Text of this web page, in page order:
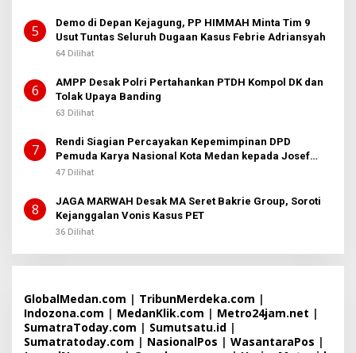
5
Demo di Depan Kejagung, PP HIMMAH Minta Tim 9
Usut Tuntas Seluruh Dugaan Kasus Febrie Adriansyah
64 Dilihat
6
AMPP Desak Polri Pertahankan PTDH Kompol DK dan
Tolak Upaya Banding
63 Dilihat
7
Rendi Siagian Percayakan Kepemimpinan DPD
Pemuda Karya Nasional Kota Medan kepada Josef
Sembiring
47 Dilihat
8
JAGA MARWAH Desak MA Seret Bakrie Group, Soroti
Kejanggalan Vonis Kasus PET
36 Dilihat
GlobalMedan.com | TribunMerdeka.com |
Indozona.com | MedanKlik.com | Metro24jam.net |
SumatraToday.com | Sumutsatu.id |
Sumatratoday.com | NasionalPos | WasantaraPos |